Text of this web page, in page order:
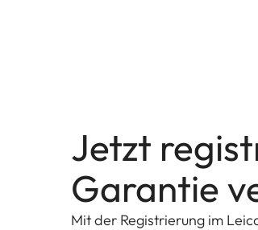
Jetzt
Garantie
Mit der Registrierung im